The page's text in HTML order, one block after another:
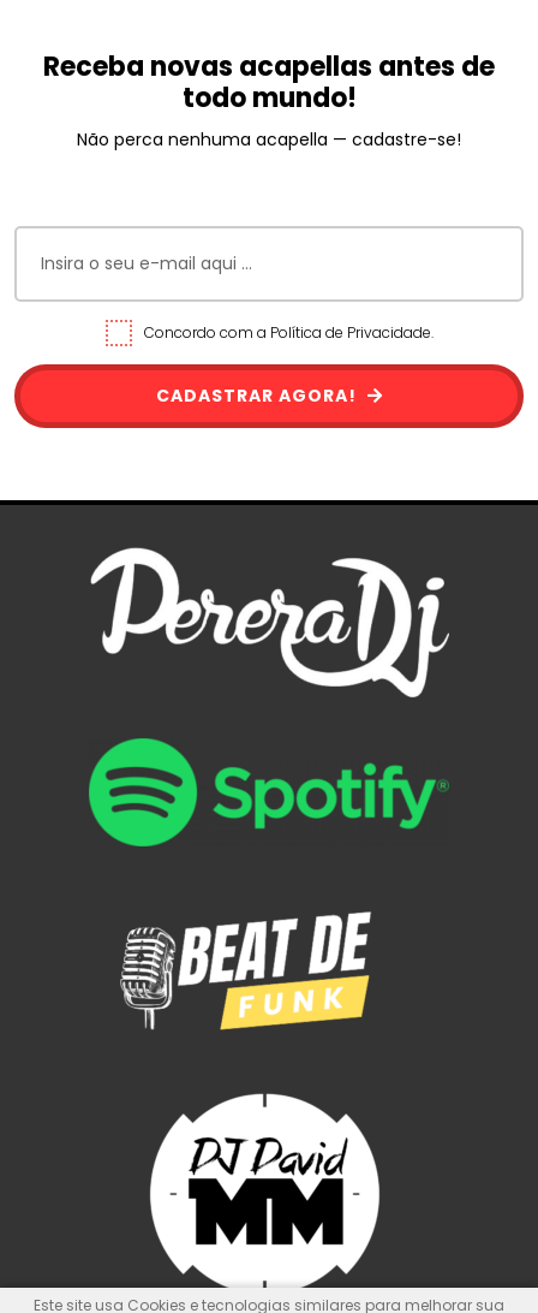
Receba novas acapellas antes de
todo mundo!
Não perca nenhuma acapella — cadastre-se!
Concordo com a Política de Privacidade.
CADASTRAR AGORA!
Este site usa Cookies e tecnologias similares para melhorar sua